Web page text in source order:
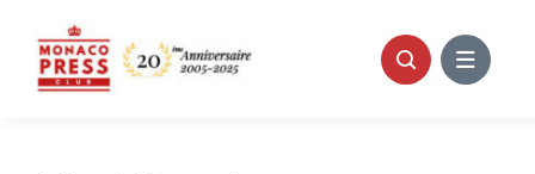
contenu